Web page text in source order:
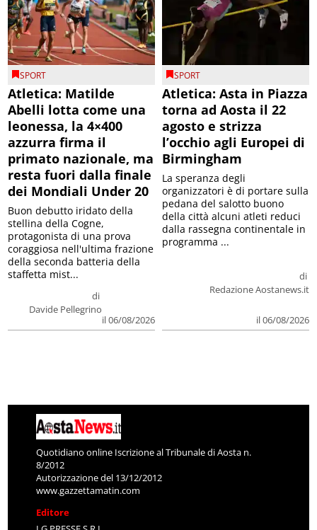
SPORT
Atletica: Matilde
Abelli lotta come una
leonessa, la 4×400
azzurra firma il
primato nazionale, ma
resta fuori dalla finale
dei Mondiali Under 20
di
Davide Pellegrino
il 06/08/2026
Buon debutto iridato della
stellina della Cogne,
protagonista di una prova
coraggiosa nell'ultima frazione
della seconda batteria della
staffetta mist...
SPORT
Atletica: Asta in Piazza
torna ad Aosta il 22
agosto e strizza
l’occhio agli Europei di
Birmingham
di
Redazione Aostanews.it
il 06/08/2026
La speranza degli
organizzatori è di portare sulla
pedana del salotto buono
della città alcuni atleti reduci
dalla rassegna continentale in
programma ...
Quotidiano online Iscrizione al Tribunale di Aosta n.
8/2012
Autorizzazione del 13/12/2012
www.gazzettamatin.com
Editore